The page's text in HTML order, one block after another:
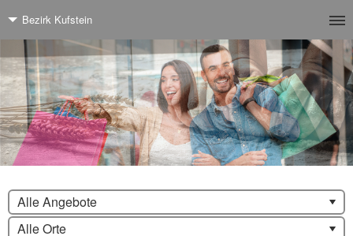
Bezirk Kufstein
Alle Angebote
Alle Orte